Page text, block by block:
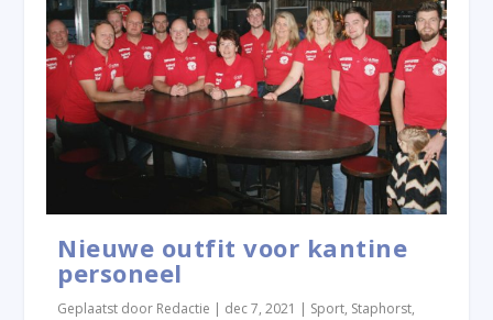
Nieuwe outfit voor kantine
personeel
Geplaatst door Redactie | dec 7, 2021 | Sport, Staphorst,